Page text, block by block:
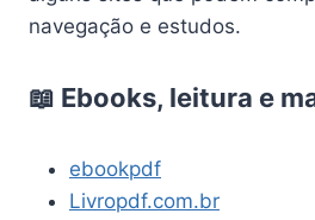
navegação e estudos.
📖 Ebooks, leitura e
ebookpdf
Livropdf.com.br